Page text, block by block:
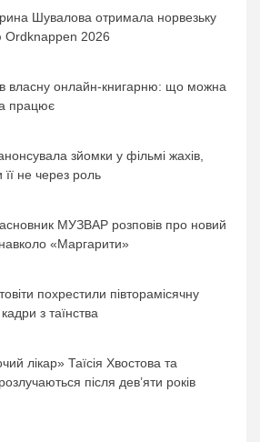
Шувалова отримала норвезьку
Ordknappen 2026
власну онлайн-книгарню: що можна
працює
зйомки у фільмі жахів,
не через роль
МУЗВАР розповів про новий
«Маргарити»
похрестили півторамісячну
з таїнства
лікар» Таїсія Хвостова та
після дев’яти років